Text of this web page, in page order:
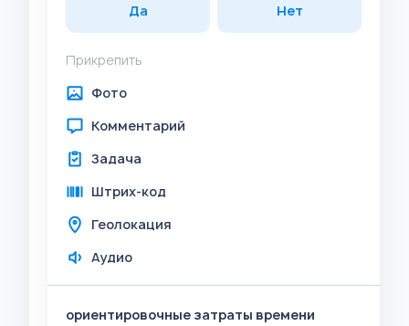
Да Нет
Прикрепить
Фото
Комментарий
Задача
Штрих-код
Геолокация
Аудио
ориентировочные затраты времени